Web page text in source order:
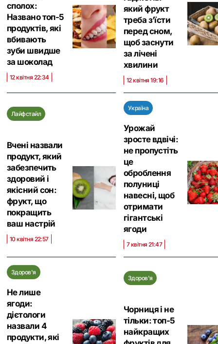
сполох:
Названо топ-5
продуктів, які
вбивають
зуби швидше
за шоколад
12 квітня 22:34
який фрукт
треба з’їсти
перед сном,
щоб заснути
за лічені
хвилини
12 квітня 19:16
Лайфстайл
Вчені назвали
продукт, який
забезпечить
здоровий і
якісний сон:
фрукт, що
покращить
ваш настрій
10 квітня 22:57
Україна
Урожай
зросте вдвічі:
не пропустіть
це
оброблення
полуниці
навесні, щоб
отримати
гігантські
ягоди
7 квітня 21:47
Здоров'я
Не лише
ягоди:
дієтологи
назвали 4
продукти, які
Здоров'я
Чорниця і не
тільки: топ-5
найкращих